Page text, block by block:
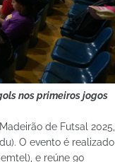
nos primeiros jogos
de Futsal 2025,
O evento é realizado
e reúne 90